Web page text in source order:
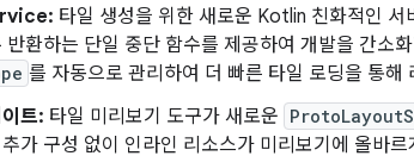
타일 생성을 위한 새로운 Kotlin 친화적인
반환하는 단일 중단 함수를 제공하여 개발을 간소
를 자동으로 관리하여 더 빠른 타일 로딩을 통해
트: 타일 미리보기 도구가 새로운
가 구성 없이 인라인 리소스가 미리보기에 올바르